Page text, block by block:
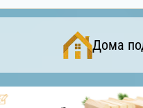
Дома